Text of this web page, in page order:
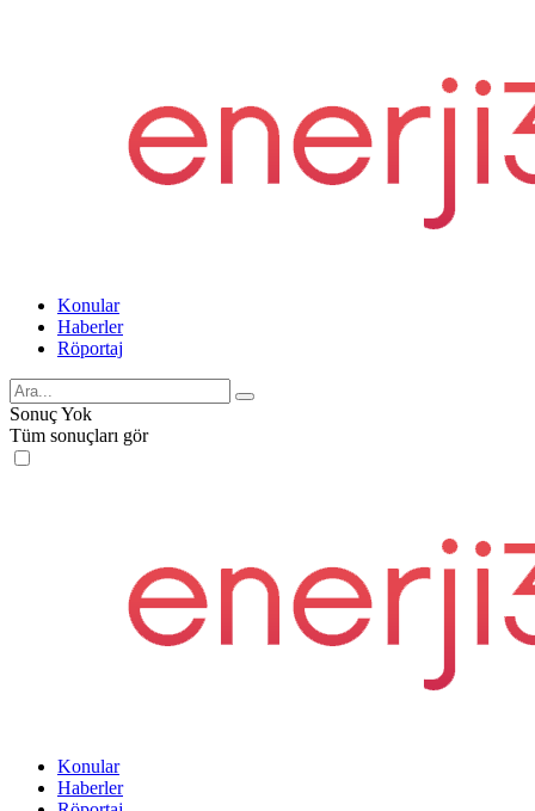
Konular
Haberler
Röportaj
Sonuç Yok
Tüm sonuçları gör
Konular
Haberler